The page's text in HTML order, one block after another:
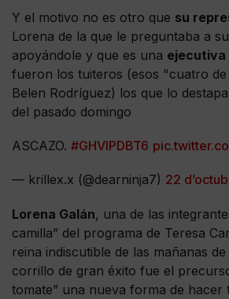
Y el motivo no es otro que su
Lorena de la que le preguntaba a
apoyándole y que es una ejecutiva
fueron los tuiteros (esos "cuatro de
Belen Rodríguez) los que lo
del pasado domingo
ASCAZO. #GHVIPDBT6
— krillex.x (@dearninja7) 22
Lorena Galán, una de las
camilla” del programa de Teresa
reina indiscutible de las mañanas
corrillo de gran éxito fue el
tomate” una nueva forma de hacer